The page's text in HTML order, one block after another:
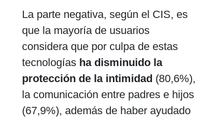
La parte negativa, según el CIS, es
que la mayoría de usuarios
considera que por culpa de estas
tecnologíasha disminuido la
protección de la intimidad (80,6%),
la comunicación entre padres e hijos
(67,9%), además de haber ayudado